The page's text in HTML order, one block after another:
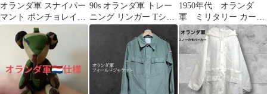
オランダ軍 スナイパー
マント ポンチョレイン
ケープ 84年
90s オランダ軍 トレー
ニング リンガー Tシャ
ツ XL
1950年代 オランダ
軍 ミリタリー カーゴ
パンツ オリーブ ヴィ
ンテージ